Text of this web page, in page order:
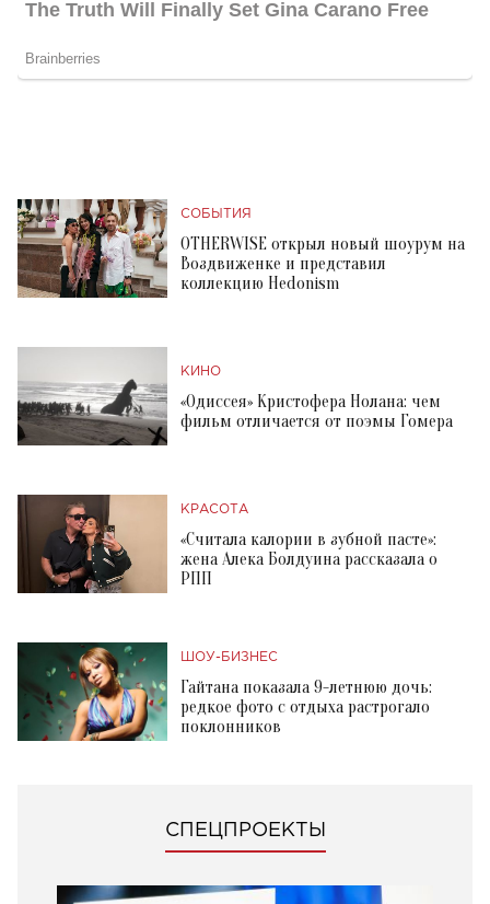
СОБЫТИЯ
OTHERWISE открыл новый шоурум на
Воздвиженке и представил
коллекцию Hedonism
КИНО
«Одиссея» Кристофера Нолана: чем
фильм отличается от поэмы Гомера
КРАСОТА
«Считала калории в зубной пасте»:
жена Алека Болдуина рассказала о
РПП
ШОУ-БИЗНЕС
Гайтана показала 9-летнюю дочь:
редкое фото с отдыха растрогало
поклонников
СПЕЦПРОЕКТЫ